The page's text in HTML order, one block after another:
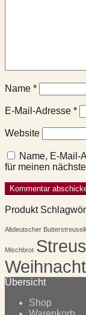
Name *
E-Mail-Adresse *
Website
Name, E-Mail-
für meinen
Produkt
Altdeutscher
Mischbrot
Übersicht
Shop